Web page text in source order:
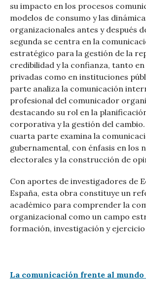
su impacto en los procesos
modelos de consumo y las
organizacionales antes y después
segunda se centra en la
estratégico para la gestión de la
credibilidad y la confianza, tanto
privadas como en instituciones
parte analiza la comunicación
profesional del comunicador
destacando su rol en la
corporativa y la gestión del
cuarta parte examina la
gubernamental, con énfasis en los
electorales y la construcción de
Con aportes de investigadores de
España, esta obra constituye un
académico para comprender la
organizacional como un campo
formación, investigación y
La comunicación frente al